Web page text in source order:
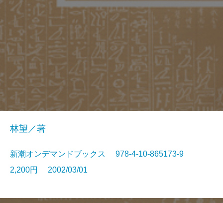
林望／著
新潮オンデマンドブックス 978-4-10-865173-9
2,200円 2002/03/01